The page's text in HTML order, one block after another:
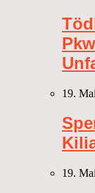
19.
19.